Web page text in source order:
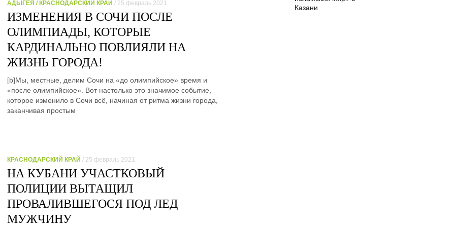
АДЫГЕЯ / КРАСНОДАРСКИЙ КРАЙ / 25 февраль 2021
ИЗМЕНЕНИЯ В СОЧИ ПОСЛЕ
ОЛИМПИАДЫ, КОТОРЫЕ
КАРДИНАЛЬНО ПОВЛИЯЛИ НА
ЖИЗНЬ ГОРОДА!
[b]Мы, местные, делим Сочи на «до олимпийское» время и
«после олимпийское». Вот настолько это значимое событие,
которое изменило в Сочи всё, начиная от ритма жизни города,
заканчивая простым
КРАСНОДАРСКИЙ КРАЙ / 25 февраль 2021
НА КУБАНИ УЧАСТКОВЫЙ
ПОЛИЦИИ ВЫТАЩИЛ
ПРОВАЛИВШЕГОСЯ ПОД ЛЕД
МУЖЧИНУ
Казани